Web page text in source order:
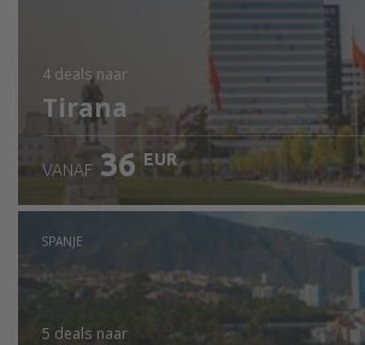
4 deals naar
Tirana
VANAF 36 EUR
SPANJE
5 deals naar